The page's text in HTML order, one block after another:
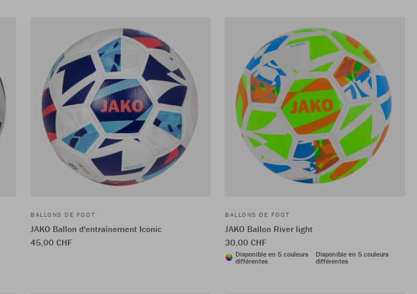
BALLONS DE FOOT
JAKO Ballon d'entraînement Iconic
45,00 CHF
BALLONS DE FOOT
JAKO Ballon River light
30,00 CHF
Disponible en 5 couleurs
différentes
Disponible en 5 couleurs
différentes